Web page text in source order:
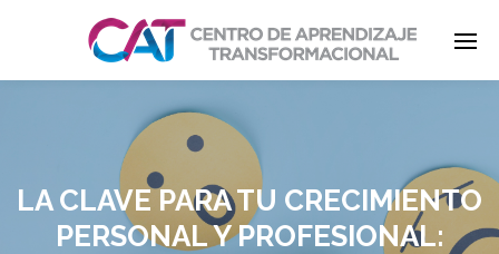
Enter tracking ID
LA CLAVE PARA TU CRECIMIENTO
PERSONAL Y PROFESIONAL: